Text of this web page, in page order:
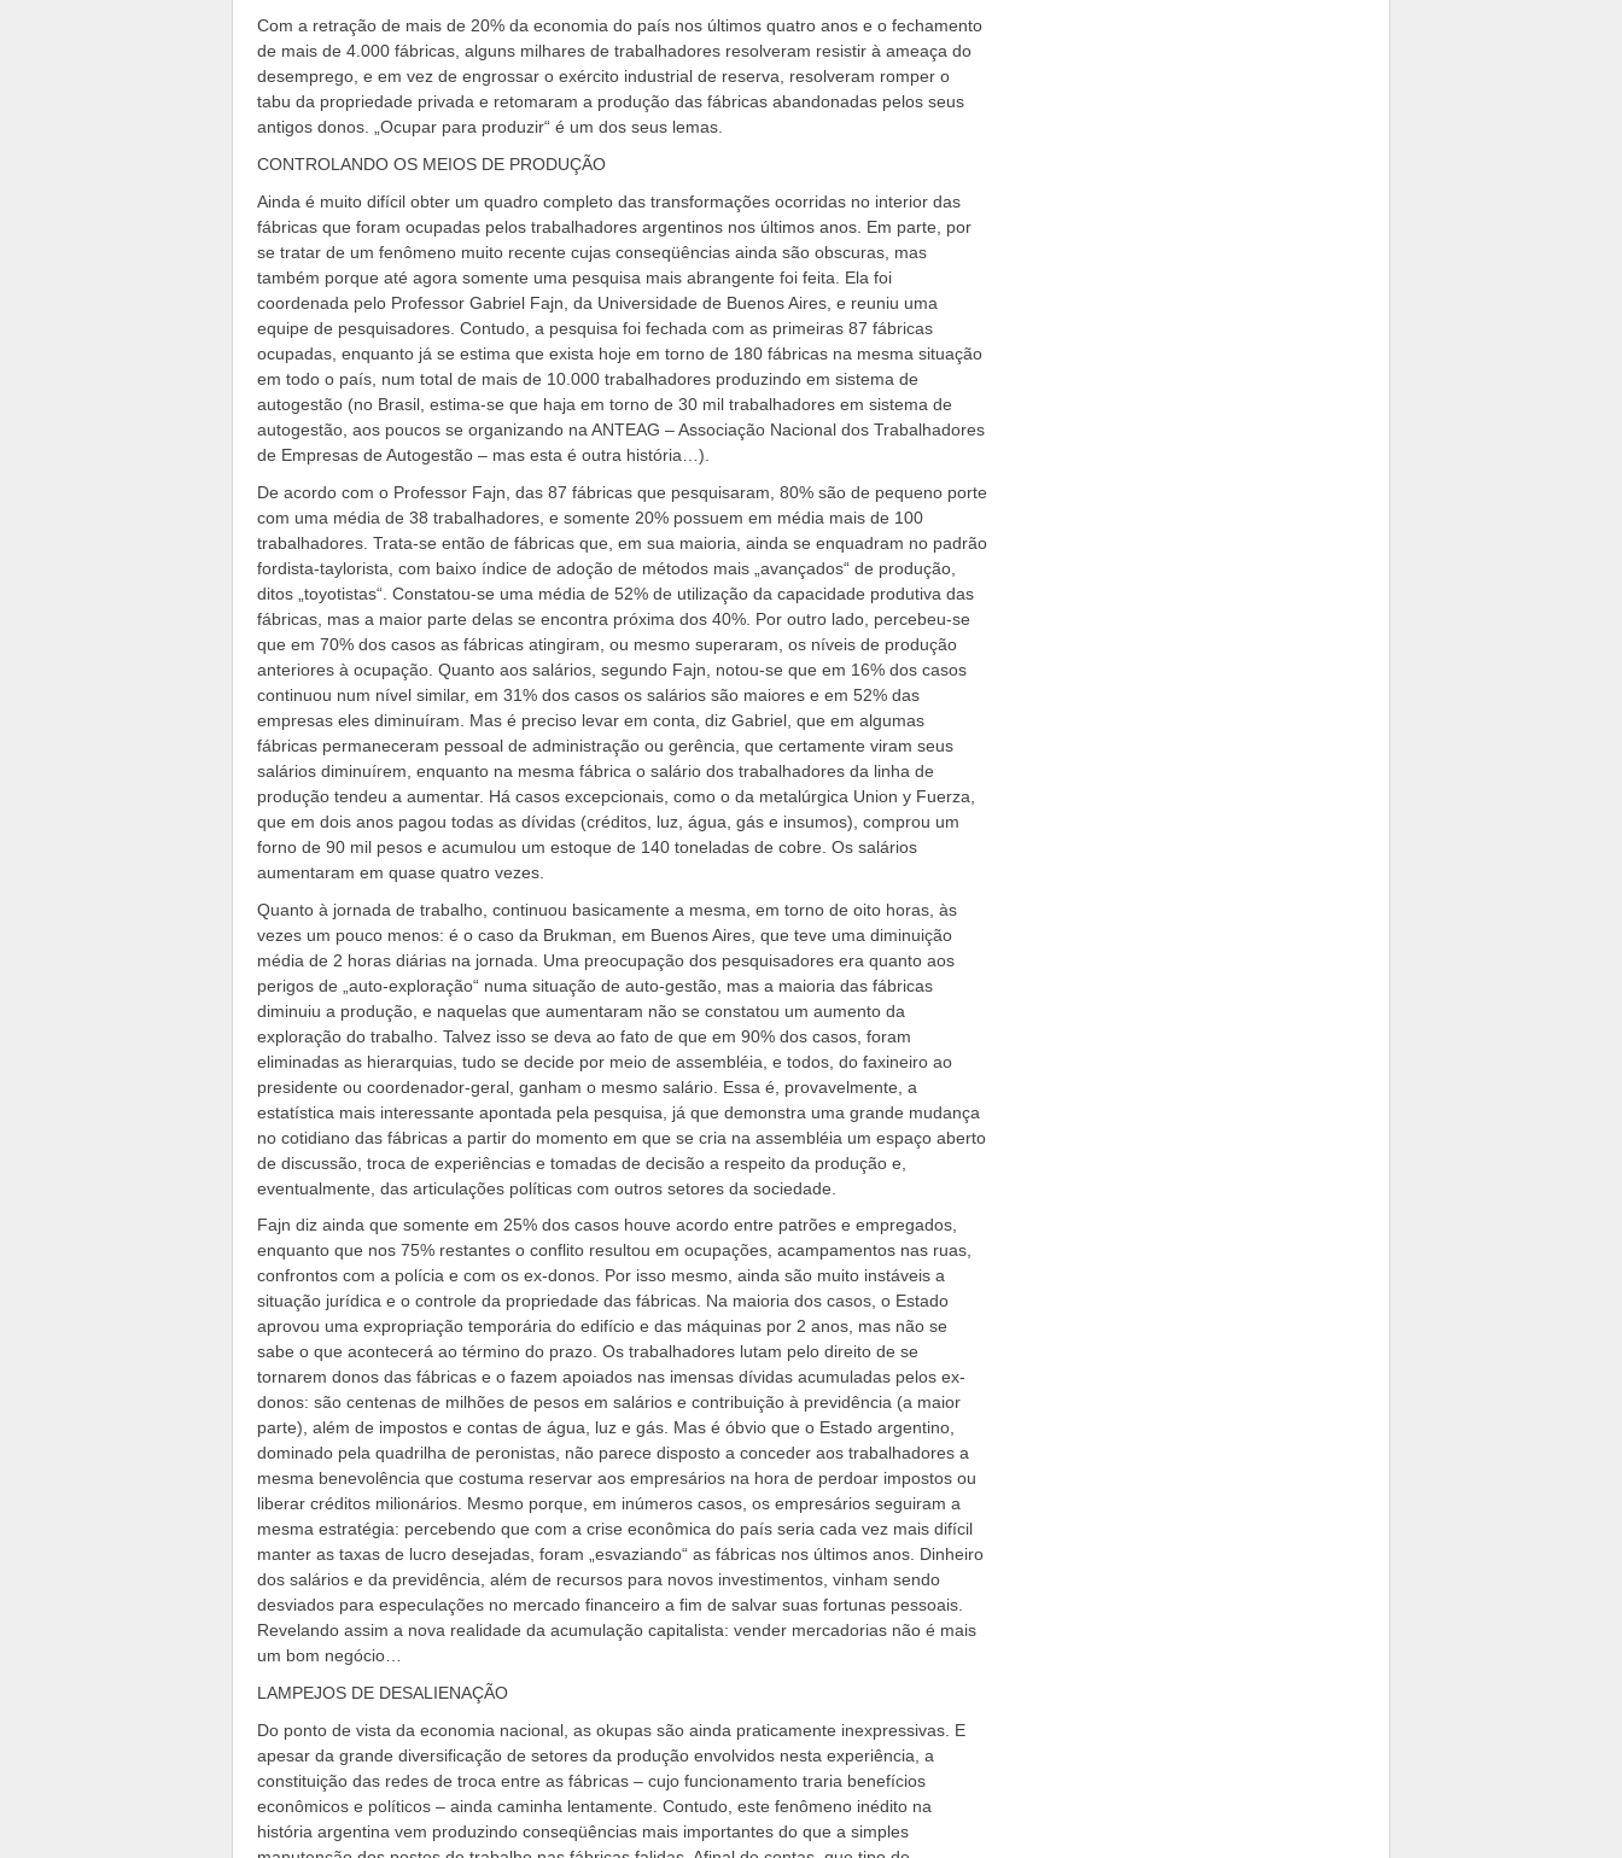
Com a retração de mais de 20% da economia do país nos últimos quatro anos e o fechamento
de mais de 4.000 fábricas, alguns milhares de trabalhadores resolveram resistir à ameaça do
desemprego, e em vez de engrossar o exército industrial de reserva, resolveram romper o
tabu da propriedade privada e retomaram a produção das fábricas abandonadas pelos seus
antigos donos. „Ocupar para produzir“ é um dos seus lemas.
CONTROLANDO OS MEIOS DE PRODUÇÃO
Ainda é muito difícil obter um quadro completo das transformações ocorridas no interior das
fábricas que foram ocupadas pelos trabalhadores argentinos nos últimos anos. Em parte, por
se tratar de um fenômeno muito recente cujas conseqüências ainda são obscuras, mas
também porque até agora somente uma pesquisa mais abrangente foi feita. Ela foi
coordenada pelo Professor Gabriel Fajn, da Universidade de Buenos Aires, e reuniu uma
equipe de pesquisadores. Contudo, a pesquisa foi fechada com as primeiras 87 fábricas
ocupadas, enquanto já se estima que exista hoje em torno de 180 fábricas na mesma situação
em todo o país, num total de mais de 10.000 trabalhadores produzindo em sistema de
autogestão (no Brasil, estima-se que haja em torno de 30 mil trabalhadores em sistema de
autogestão, aos poucos se organizando na ANTEAG – Associação Nacional dos Trabalhadores
de Empresas de Autogestão – mas esta é outra história…).
De acordo com o Professor Fajn, das 87 fábricas que pesquisaram, 80% são de pequeno porte
com uma média de 38 trabalhadores, e somente 20% possuem em média mais de 100
trabalhadores. Trata-se então de fábricas que, em sua maioria, ainda se enquadram no padrão
fordista-taylorista, com baixo índice de adoção de métodos mais „avançados“ de produção,
ditos „toyotistas“. Constatou-se uma média de 52% de utilização da capacidade produtiva das
fábricas, mas a maior parte delas se encontra próxima dos 40%. Por outro lado, percebeu-se
que em 70% dos casos as fábricas atingiram, ou mesmo superaram, os níveis de produção
anteriores à ocupação. Quanto aos salários, segundo Fajn, notou-se que em 16% dos casos
continuou num nível similar, em 31% dos casos os salários são maiores e em 52% das
empresas eles diminuíram. Mas é preciso levar em conta, diz Gabriel, que em algumas
fábricas permaneceram pessoal de administração ou gerência, que certamente viram seus
salários diminuírem, enquanto na mesma fábrica o salário dos trabalhadores da linha de
produção tendeu a aumentar. Há casos excepcionais, como o da metalúrgica Union y Fuerza,
que em dois anos pagou todas as dívidas (créditos, luz, água, gás e insumos), comprou um
forno de 90 mil pesos e acumulou um estoque de 140 toneladas de cobre. Os salários
aumentaram em quase quatro vezes.
Quanto à jornada de trabalho, continuou basicamente a mesma, em torno de oito horas, às
vezes um pouco menos: é o caso da Brukman, em Buenos Aires, que teve uma diminuição
média de 2 horas diárias na jornada. Uma preocupação dos pesquisadores era quanto aos
perigos de „auto-exploração“ numa situação de auto-gestão, mas a maioria das fábricas
diminuiu a produção, e naquelas que aumentaram não se constatou um aumento da
exploração do trabalho. Talvez isso se deva ao fato de que em 90% dos casos, foram
eliminadas as hierarquias, tudo se decide por meio de assembléia, e todos, do faxineiro ao
presidente ou coordenador-geral, ganham o mesmo salário. Essa é, provavelmente, a
estatística mais interessante apontada pela pesquisa, já que demonstra uma grande mudança
no cotidiano das fábricas a partir do momento em que se cria na assembléia um espaço aberto
de discussão, troca de experiências e tomadas de decisão a respeito da produção e,
eventualmente, das articulações políticas com outros setores da sociedade.
Fajn diz ainda que somente em 25% dos casos houve acordo entre patrões e empregados,
enquanto que nos 75% restantes o conflito resultou em ocupações, acampamentos nas ruas,
confrontos com a polícia e com os ex-donos. Por isso mesmo, ainda são muito instáveis a
situação jurídica e o controle da propriedade das fábricas. Na maioria dos casos, o Estado
aprovou uma expropriação temporária do edifício e das máquinas por 2 anos, mas não se
sabe o que acontecerá ao término do prazo. Os trabalhadores lutam pelo direito de se
tornarem donos das fábricas e o fazem apoiados nas imensas dívidas acumuladas pelos ex-
donos: são centenas de milhões de pesos em salários e contribuição à previdência (a maior
parte), além de impostos e contas de água, luz e gás. Mas é óbvio que o Estado argentino,
dominado pela quadrilha de peronistas, não parece disposto a conceder aos trabalhadores a
mesma benevolência que costuma reservar aos empresários na hora de perdoar impostos ou
liberar créditos milionários. Mesmo porque, em inúmeros casos, os empresários seguiram a
mesma estratégia: percebendo que com a crise econômica do país seria cada vez mais difícil
manter as taxas de lucro desejadas, foram „esvaziando“ as fábricas nos últimos anos. Dinheiro
dos salários e da previdência, além de recursos para novos investimentos, vinham sendo
desviados para especulações no mercado financeiro a fim de salvar suas fortunas pessoais.
Revelando assim a nova realidade da acumulação capitalista: vender mercadorias não é mais
um bom negócio…
LAMPEJOS DE DESALIENAÇÃO
Do ponto de vista da economia nacional, as okupas são ainda praticamente inexpressivas. E
apesar da grande diversificação de setores da produção envolvidos nesta experiência, a
constituição das redes de troca entre as fábricas – cujo funcionamento traria benefícios
econômicos e políticos – ainda caminha lentamente. Contudo, este fenômeno inédito na
história argentina vem produzindo conseqüências mais importantes do que a simples